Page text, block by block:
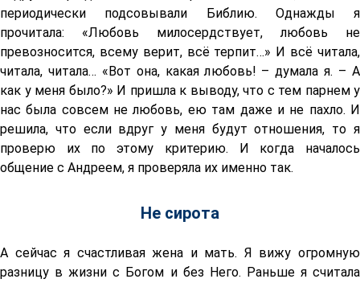
периодически подсовывали Библию. Однажды я
прочитала: «Любовь милосердствует, любовь не
превозносится, всему верит, всё терпит…» И всё читала,
читала, читала… «Вот она, какая любовь! – думала я. – А
как у меня было?» И пришла к выводу, что с тем парнем у
нас была совсем не любовь, ею там даже и не пахло. И
решила, что если вдруг у меня будут отношения, то я
проверю их по этому критерию. И когда началось
общение с Андреем, я проверяла их именно так.
Не сирота
А сейчас я счастливая жена и мать. Я вижу огромную
разницу в жизни с Богом и без Него. Раньше я считала